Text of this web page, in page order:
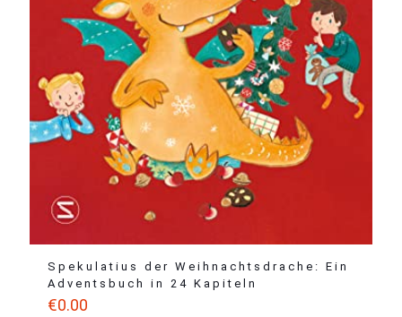
Spekulatius der Weihnachtsdrache: Ein
Adventsbuch in 24 Kapiteln
€0.00